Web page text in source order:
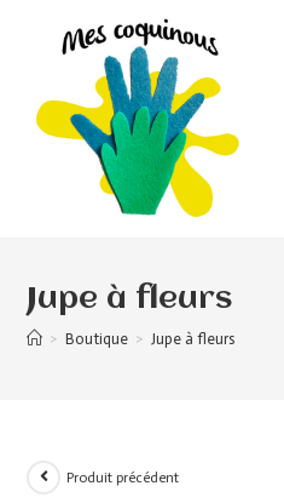
Jupe à fleurs
> Boutique > Jupe à fleurs
Produit précédent